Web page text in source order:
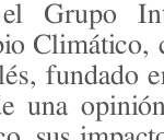
Grupo
Climático,
fundado
una